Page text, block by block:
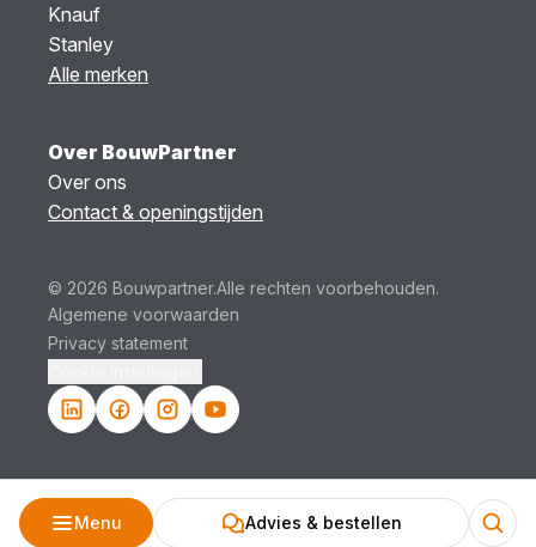
Menu Advies & bestellen
Knauf
Stanley
Alle merken
Over BouwPartner
Over ons
Contact & openingstijden
© 2026 Bouwpartner.Alle rechten voorbehouden.
Algemene voorwaarden
Privacy statement